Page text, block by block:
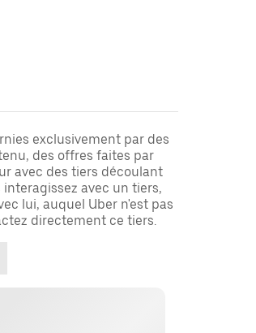
exclusivement par des
des offres faites par
avec des tiers découlant
avec un tiers,
lui, auquel Uber n'est pas
directement ce tiers.